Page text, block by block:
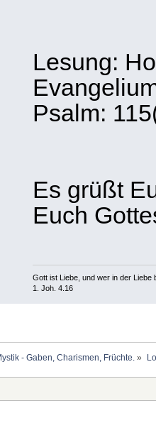
Lesung:
Psalm:
Es grüßt
Euch
Gott ist Liebe, und wer in der Liebe
1. Joh. 4.16
- Gaben, Charismen, Früchte. »